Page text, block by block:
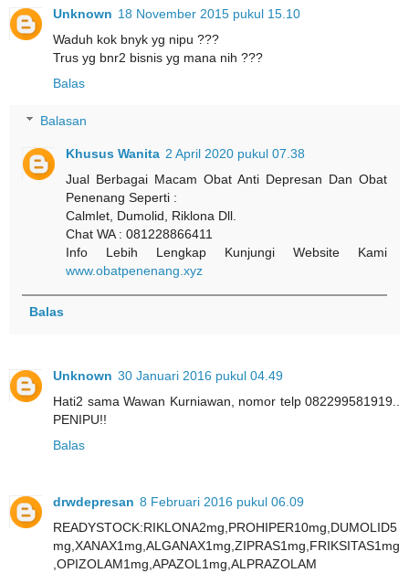
Unknown 18 November 2015 pukul 15.10
Waduh kok bnyk yg nipu ???
Trus yg bnr2 bisnis yg mana nih ???
Balas
Balasan
Khusus Wanita 2 April 2020 pukul 07.38
Jual Berbagai Macam Obat Anti Depresan Dan Obat
Penenang Seperti :
Calmlet, Dumolid, Riklona Dll.
Chat WA : 081228866411
Info Lebih Lengkap Kunjungi Website Kami
www.obatpenenang.xyz
Balas
Unknown 30 Januari 2016 pukul 04.49
Hati2 sama Wawan Kurniawan, nomor telp 082299581919..
PENIPU!!
Balas
drwdepresan 8 Februari 2016 pukul 06.09
READYSTOCK:RIKLONA2mg,PROHIPER10mg,DUMOLID5
mg,XANAX1mg,ALGANAX1mg,ZIPRAS1mg,FRIKSITAS1mg
,OPIZOLAM1mg,APAZOL1mg,ALPRAZOLAM